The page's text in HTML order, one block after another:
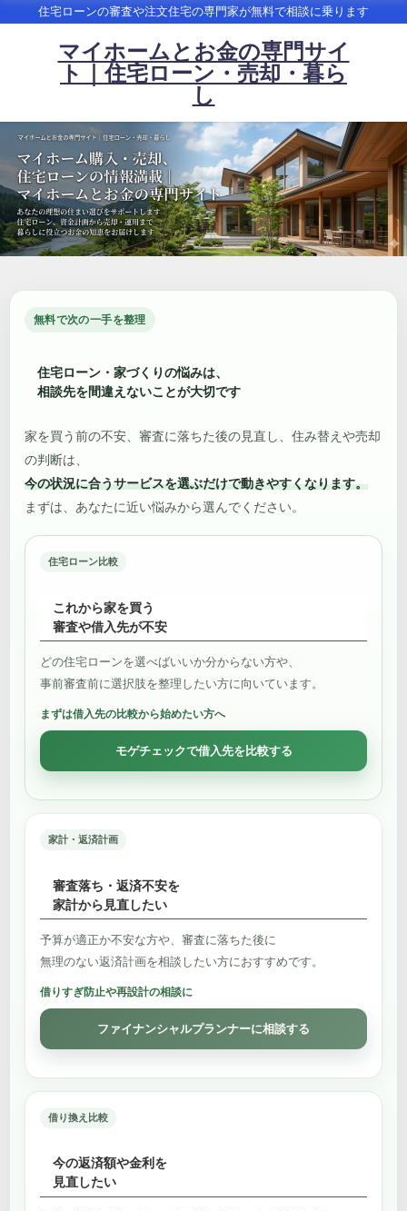
住宅ローンの審査や注文住宅の専門家が無料で相談に乗ります
マイホームとお金の専門サイ
ト｜住宅ローン・売却・暮ら
し
無料で次の一手を整理
住宅ローン・家づくりの悩みは、
相談先を間違えないことが大切です
家を買う前の不安、審査に落ちた後の見直し、住み替えや売却
の判断は、
今の状況に合うサービスを選ぶだけで動きやすくなります。
まずは、あなたに近い悩みから選んでください。
住宅ローン比較
これから家を買う
審査や借入先が不安
どの住宅ローンを選べばいいか分からない方や、
事前審査前に選択肢を整理したい方に向いています。
まずは借入先の比較から始めたい方へ
モゲチェックで借入先を比較する
家計・返済計画
審査落ち・返済不安を
家計から見直したい
予算が適正か不安な方や、審査に落ちた後に
無理のない返済計画を相談したい方におすすめです。
借りすぎ防止や再設計の相談に
ファイナンシャルプランナーに相談する
借り換え比較
今の返済額や金利を
見直したい